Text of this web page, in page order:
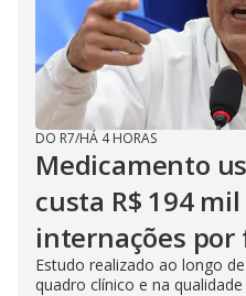
DO R7/HÁ 4 HORAS
Medicamento
custa R$ 194
internações por
Estudo realizado ao longo
quadro clínico e na